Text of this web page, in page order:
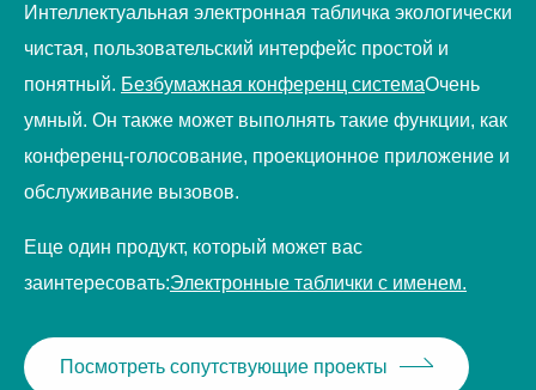
Интеллектуальная электронная табличка экологически
чистая, пользовательский интерфейс простой и
понятный. Безбумажная конференц системаОчень
умный. Он также может выполнять такие функции, как
конференц-голосование, проекционное приложение и
обслуживание вызовов.
Еще один продукт, который может вас
заинтересовать:Электронные таблички с именем.
Посмотреть сопутствующие проекты